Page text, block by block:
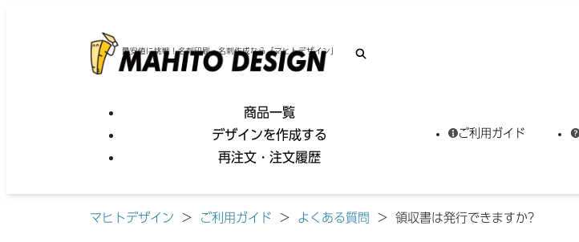
最安値に挑戦！名刺印刷・名刺作成なら「マヒトデザイン」
商品一覧
デザインを作成する
再注文・注文履歴
ご利用ガイド
マヒトデザイン > ご利用ガイド > よくある質問 > 領収書は発行できますか?